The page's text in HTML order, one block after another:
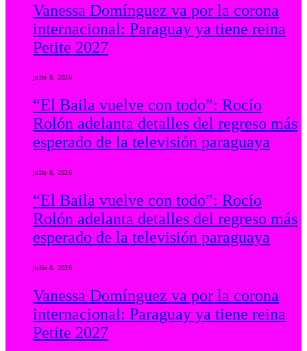
Vanessa Domínguez va por la corona
internacional: Paraguay ya tiene reina
Petite 2027
julio 8, 2026
“El Baila vuelve con todo”: Rocío
Rolón adelanta detalles del regreso más
esperado de la televisión paraguaya
julio 8, 2026
“El Baila vuelve con todo”: Rocío
Rolón adelanta detalles del regreso más
esperado de la televisión paraguaya
julio 8, 2026
Vanessa Domínguez va por la corona
internacional: Paraguay ya tiene reina
Petite 2027